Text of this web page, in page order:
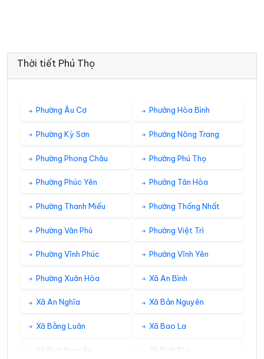
Thời tiết Phú Thọ
Phường Âu Cơ Phường Hòa Bình
Phường Kỳ Sơn Phường Nông Trang
Phường Phong Châu Phường Phú Thọ
Phường Phúc Yên Phường Tân Hòa
Phường Thanh Miếu Phường Thống Nhất
Phường Vân Phú Phường Việt Trì
Phường Vĩnh Phúc Phường Vĩnh Yên
Phường Xuân Hòa Xã An Bình
Xã An Nghĩa Xã Bản Nguyên
Xã Bằng Luân Xã Bao La
Xã Bình Nguyên Xã Bình Phú